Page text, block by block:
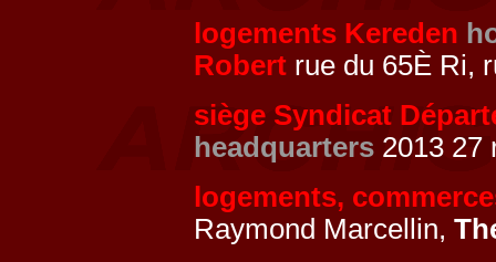
logements Kereden
Robert rue du 65È Ri,
siège Syndicat
headquarters 2013 27
logements,
Raymond Marcellin,